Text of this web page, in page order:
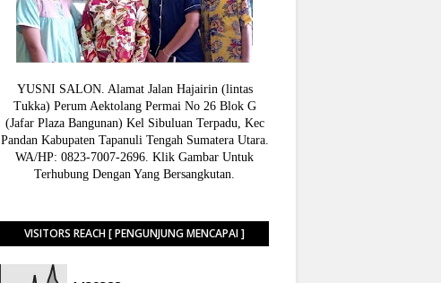
YUSNI SALON. Alamat Jalan Hajairin (lintas
Tukka) Perum Aektolang Permai No 26 Blok G
(Jafar Plaza Bangunan) Kel Sibuluan Terpadu, Kec
Pandan Kabupaten Tapanuli Tengah Sumatera Utara.
WA/HP: 0823-7007-2696. Klik Gambar Untuk
Terhubung Dengan Yang Bersangkutan.
VISITORS REACH [ PENGUNJUNG MENCAPAI ]